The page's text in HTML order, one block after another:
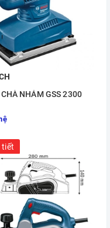
NHÁM GSS 2300
tiết